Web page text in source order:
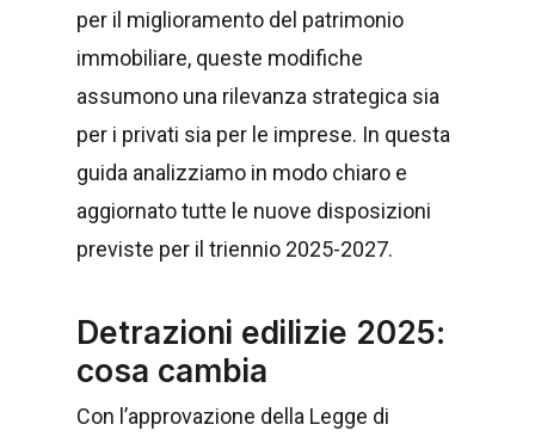
per il miglioramento del patrimonio
immobiliare, queste modifiche
assumono una rilevanza strategica sia
per i privati sia per le imprese. In questa
guida analizziamo in modo chiaro e
aggiornato tutte le nuove disposizioni
previste per il triennio 2025-2027.
Detrazioni edilizie 2025:
cosa cambia
Con l’approvazione della Legge di